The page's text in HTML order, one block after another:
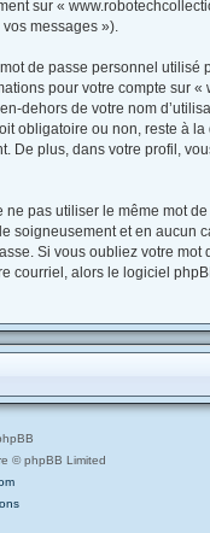
sur «
messages »).
de passe personnel
pour votre compte sur
de votre nom
obligatoire ou non, reste à
plus, dans votre profil,
pas utiliser le même mot
soigneusement et en
Si vous oubliez votre
courriel, alors le logiciel
© phpBB Limited